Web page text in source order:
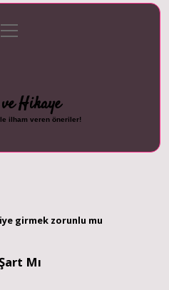
menüyü
aç
Hikaye
ilham veren öneriler!
girmek zorunlu mu
Mı